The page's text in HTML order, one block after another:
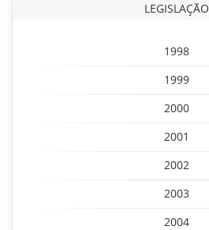
LEGISLAÇÃO
1998
1999
2000
2001
2002
2003
2004